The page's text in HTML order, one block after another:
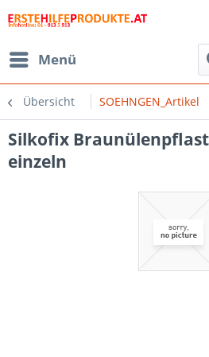
Menü
Übersicht SOEHNGEN_Artikel
Silkofix
einzeln